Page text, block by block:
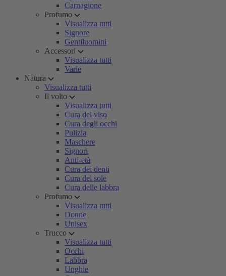
Carnagione
Profumo
Visualizza tutti
Signore
Gentiluomini
Accessori
Visualizza tutti
Varie
Natura
Visualizza tutti
Il volto
Visualizza tutti
Cura del viso
Cura degli occhi
Pulizia
Maschere
Signori
Anti-età
Cura dei denti
Cura del sole
Cura delle labbra
Profumo
Visualizza tutti
Donne
Unisex
Trucco
Visualizza tutti
Occhi
Labbra
Unghie